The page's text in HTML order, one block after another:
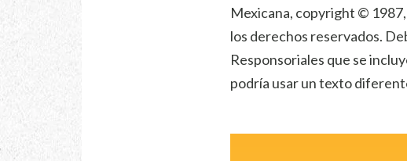
Mexicana, copyright ©
los derechos reservados.
Responsoriales que se
podría usar un texto